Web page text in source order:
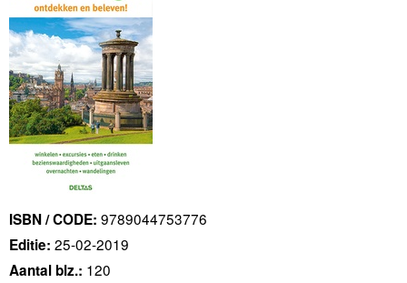
ISBN / CODE: 9789044753776
Editie: 25-02-2019
Aantal blz.: 120